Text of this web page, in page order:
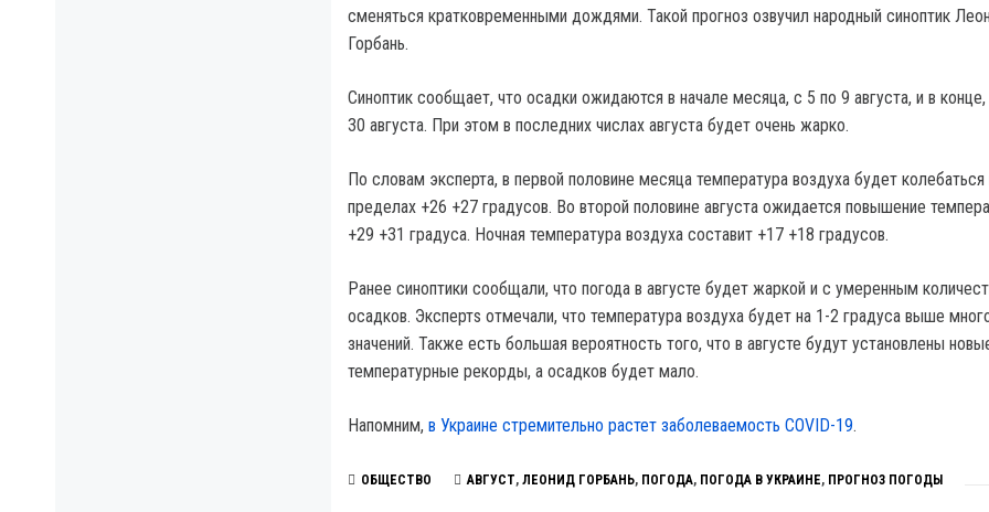
сменяться кратковременными дождями. Такой прогноз озвучил народный синоптик
Горбань.
Синоптик сообщает, что осадки ожидаются в начале месяца, с 5 по 9 августа, и в
30 августа. При этом в последних числах августа будет очень жарко.
По словам эксперта, в первой половине месяца температура воздуха будет колебаться
пределах +26 +27 градусов. Во второй половине августа ожидается повышение
+29 +31 градуса. Ночная температура воздуха составит +17 +18 градусов.
Ранее синоптики сообщали, что погода в августе будет жаркой и с умеренным
осадков. Экспертs отмечали, что температура воздуха будет на 1-2 градуса выше
значений. Также есть большая вероятность того, что в августе будут установлены
температурные рекорды, а осадков будет мало.
Напомним, в Украине стремительно растет заболеваемость COVID-19.
ОБЩЕСТВО АВГУСТ, ЛЕОНИД ГОРБАНЬ, ПОГОДА, ПОГОДА В УКРАИНЕ, ПРОГНОЗ ПОГОДЫ